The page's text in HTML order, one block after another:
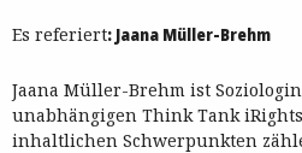
Es referiert: Jaana Müller-Brehm
Jaana Müller-Brehm ist
unabhängigen Think Tank
inhaltlichen Schwerpunkten